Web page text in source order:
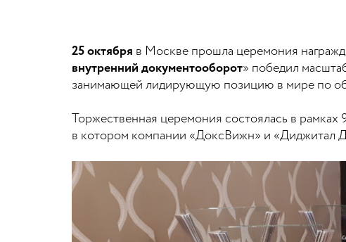
25 октября в Москве прошла церемония
внутренний документооборот» победил
занимающей лидирующую позицию в мире по
Торжественная церемония состоялась в
в котором компании «ДоксВижн» и «Диджитал